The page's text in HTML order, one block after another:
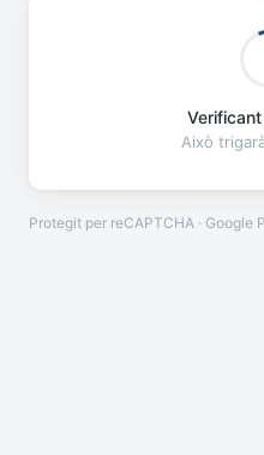
Això
Protegit per reCAPTCHA · Google